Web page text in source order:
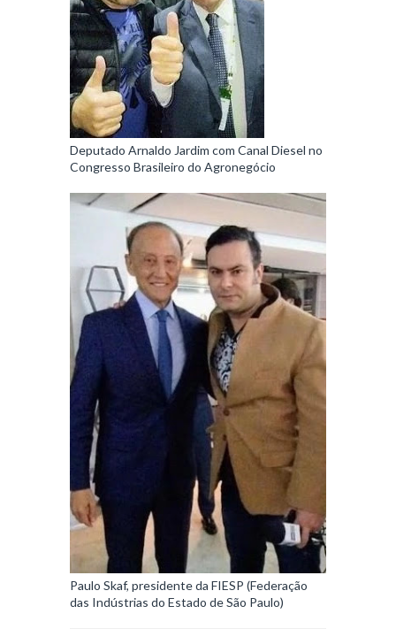
Deputado Arnaldo Jardim com Canal Diesel no
Congresso Brasileiro do Agronegócio
Paulo Skaf, presidente da FIESP (Federação
das Indústrias do Estado de São Paulo)